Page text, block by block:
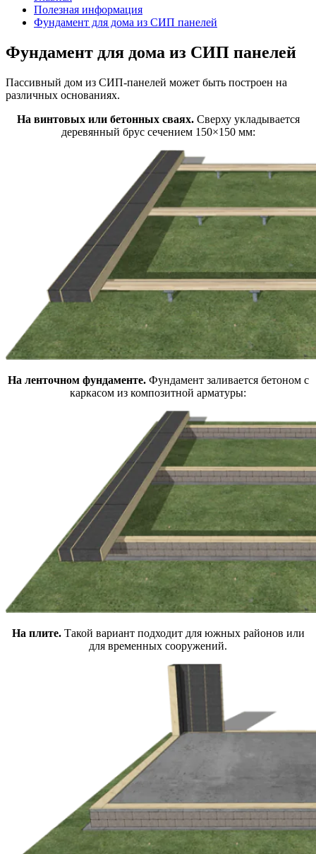
Полезная информация
Фундамент для дома из СИП панелей
Фундамент для дома из СИП панелей
Пассивный дом из СИП-панелей может быть построен на
различных основаниях.
На винтовых или бетонных сваях.Сверху укладывается
деревянный брус сечением 150×150 мм:
На ленточном фундаменте.Фундамент заливается бетоном с
каркасом из композитной арматуры:
На плите.Такой вариант подходит для южных районов или
для временных сооружений.